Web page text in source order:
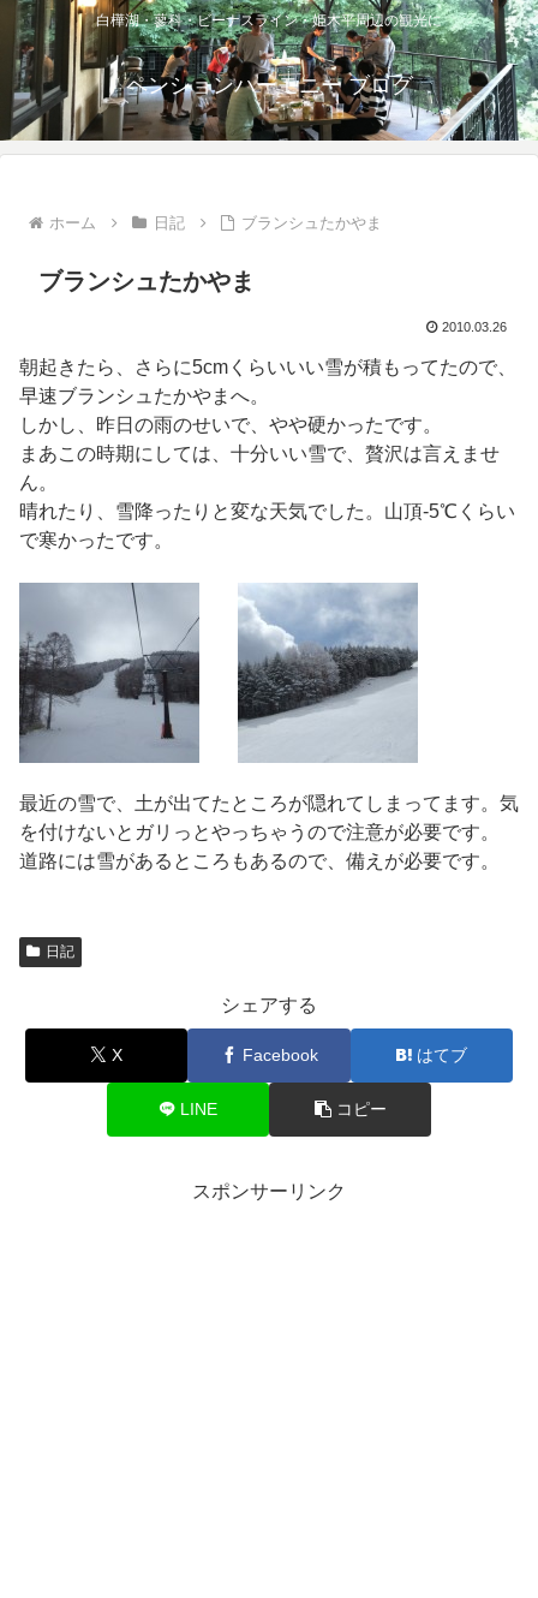
白樺湖・蓼科・ビーナスライン・姫木平周辺の観光に
ペンションハーモニー ブログ
ホーム 日記 ブランシュたかやま
ブランシュたかやま
2010.03.26
朝起きたら、さらに5cmくらいいい雪が積もってたので、
早速ブランシュたかやまへ。
しかし、昨日の雨のせいで、やや硬かったです。
まあこの時期にしては、十分いい雪で、贅沢は言えませ
ん。
晴れたり、雪降ったりと変な天気でした。山頂-5℃くらい
で寒かったです。
最近の雪で、土が出てたところが隠れてしまってます。気
を付けないとガリっとやっちゃうので注意が必要です。
道路には雪があるところもあるので、備えが必要です。
日記
シェアする
X Facebook はてブ
LINE コピー
スポンサーリンク